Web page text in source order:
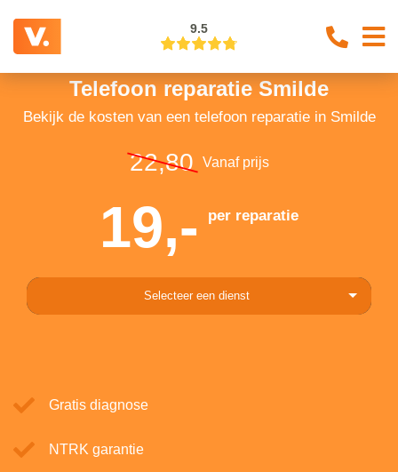
9.5
Telefoon reparatie Smilde
Bekijk de kosten van een telefoon reparatie in Smilde
22,80 Vanaf prijs
19,- per reparatie
Selecteer een dienst
Gratis diagnose
NTRK garantie